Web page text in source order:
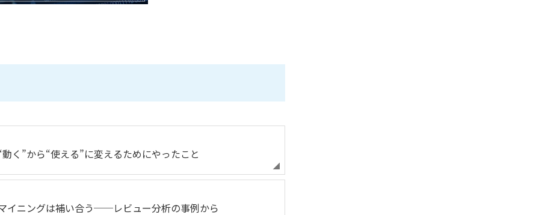
く”から“使える”に変えるためにやったこと
イニングは補い合う──レビュー分析の事例から